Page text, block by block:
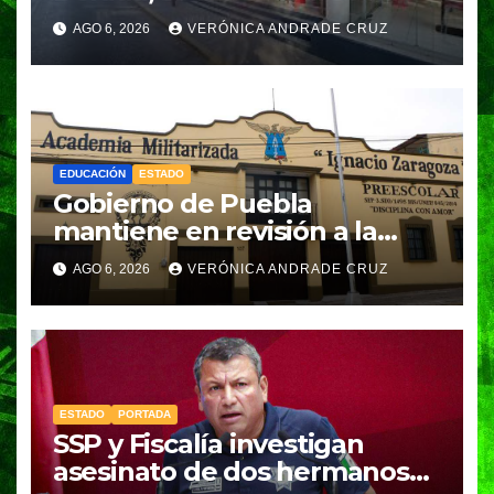
pesos
AGO 6, 2026 VERÓNICA ANDRADE CRUZ
EDUCACIÓN ESTADO
Gobierno de Puebla
mantiene en revisión a la
Academia Militarizada para
seguir operando: Armenta
AGO 6, 2026 VERÓNICA ANDRADE CRUZ
ESTADO PORTADA
SSP y Fiscalía investigan
asesinato de dos hermanos